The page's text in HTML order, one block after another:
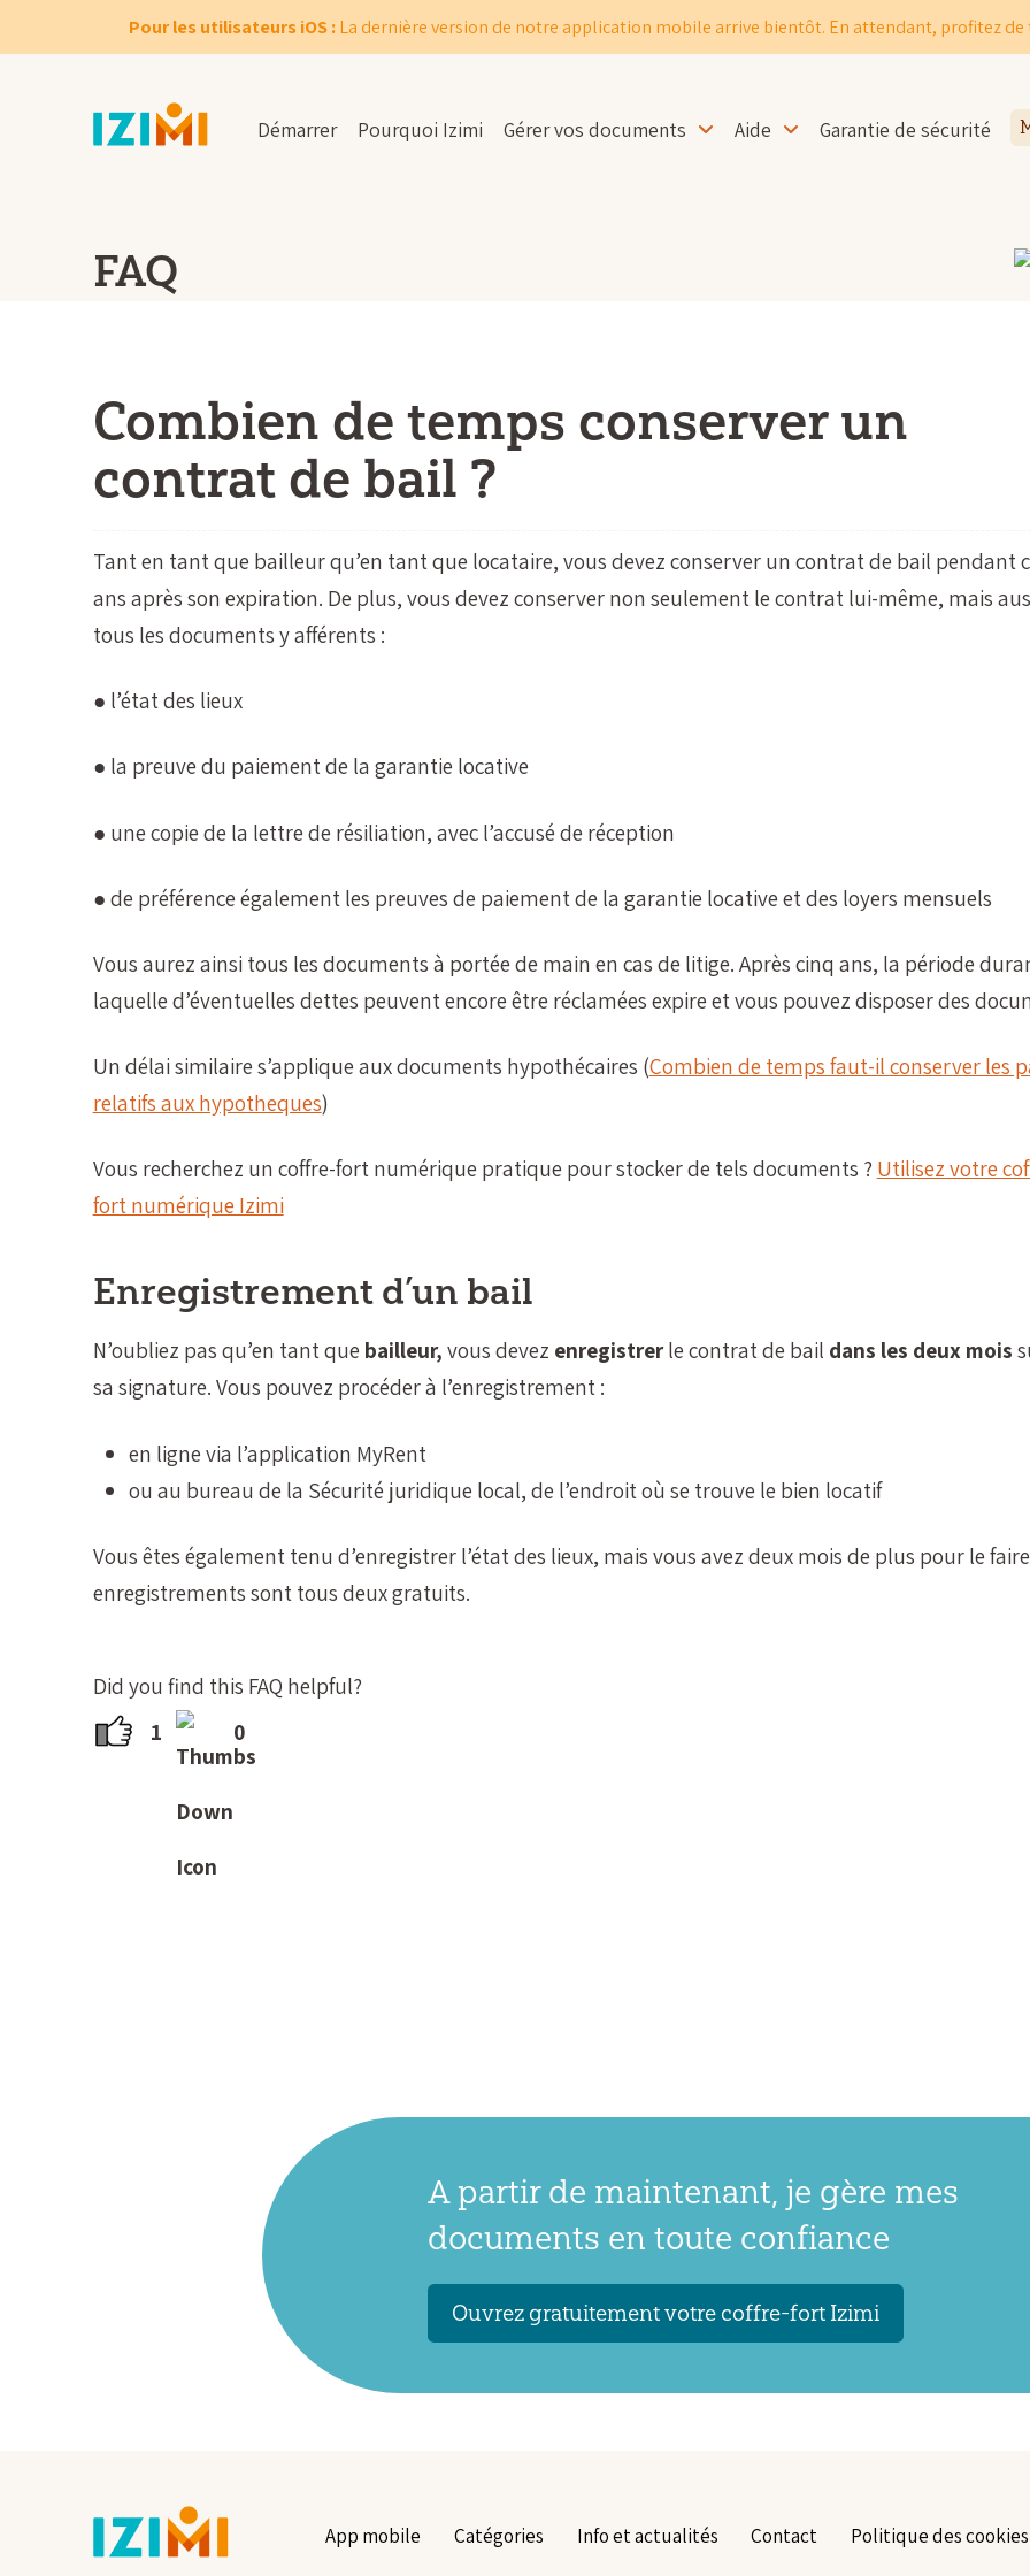
Pour les utilisateurs iOS :La dernière version de notre application mobile arrive bientôt. En attendant, profitez de
Démarrer Pourquoi Izimi Gérer vos documents Aide Garantie de sécurité
FAQ
Combien de temps conserver un
contrat de bail ?
Tant en tant que bailleur qu’en tant que locataire, vous devez conserver un contrat de bail pendant
ans après son expiration. De plus, vous devez conserver non seulement le contrat lui-même, mais
tous les documents y afférents :
● l’état des lieux
● la preuve du paiement de la garantie locative
● une copie de la lettre de résiliation, avec l’accusé de réception
● de préférence également les preuves de paiement de la garantie locative et des loyers mensuels
Vous aurez ainsi tous les documents à portée de main en cas de litige. Après cinq ans, la période
laquelle d’éventuelles dettes peuvent encore être réclamées expire et vous pouvez disposer des
Un délai similaire s’applique aux documents hypothécaires (Combien de temps faut-il conserver les
relatifs aux hypotheques)
Vous recherchez un coffre-fort numérique pratique pour stocker de tels documents ? Utilisez votre
fort numérique Izimi
Enregistrement d’un bail
N’oubliez pas qu’en tant quebailleur,vous devez enregistrerle contrat de bail dans les deux mois
sa signature. Vous pouvez procéder à l’enregistrement :
en ligne via l’application MyRent
ou au bureau de la Sécurité juridique local, de l’endroit où se trouve le bien locatif
Vous êtes également tenu d’enregistrer l’état des lieux, mais vous avez deux mois de plus pour le
enregistrements sont tous deux gratuits.
Did you find this FAQ helpful?
1
0
A partir de maintenant, je gère mes
documents en toute confiance
Ouvrez gratuitement votre coffre-fort Izimi
App mobile Catégories Info et actualités Contact Politique des cookies